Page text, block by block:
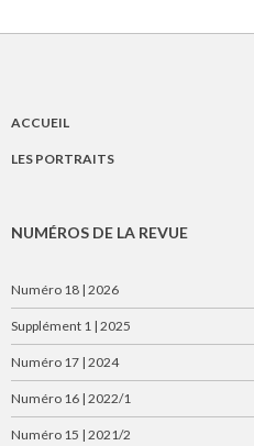
ACCUEIL
LES PORTRAITS
NUMÉROS DE LA REVUE
Numéro 18 | 2026
Supplément 1 | 2025
Numéro 17 | 2024
Numéro 16 | 2022/1
Numéro 15 | 2021/2